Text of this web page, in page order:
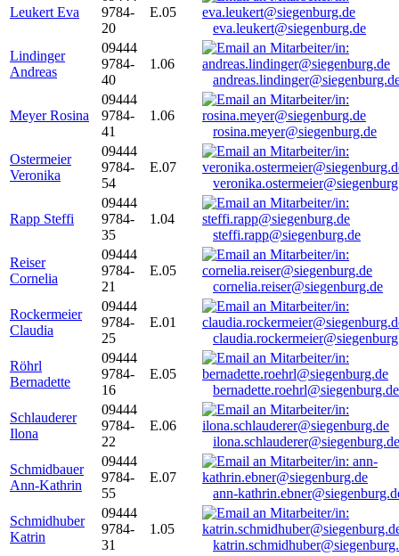
Leukert Eva
9784-
20
E.05
eva.leukert@siegenburg.de
Lindinger
Andreas
09444
9784-
40
1.06
Meyer Rosina
09444
9784-
41
1.06
rosina.meyer@siegenburg.de
Ostermeier
Veronika
09444
9784-
54
E.07
Rapp Steffi
09444
9784-
35
1.04
steffi.rapp@siegenburg.de
Reiser
Cornelia
09444
9784-
21
E.05
cornelia.reiser@siegenburg.de
Rockermeier
Claudia
09444
9784-
25
E.01
Röhrl
Bernadette
09444
9784-
16
E.05
bernadette.roehrl@siegenburg.de
Schlauderer
Ilona
09444
9784-
22
E.06
ilona.schlauderer@siegenburg.de
Schmidbauer
Ann-Kathrin
09444
9784-
55
E.07
ann-
Schmidhuber
Katrin
09444
9784-
31
1.05